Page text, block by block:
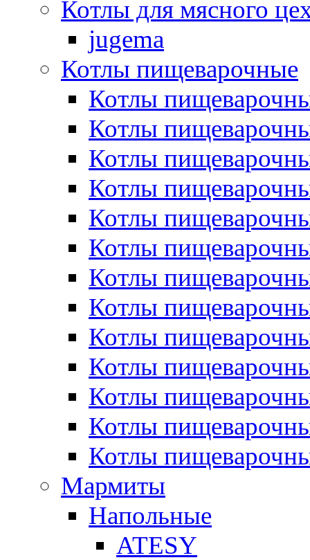
Котлы для мясного
jugema
Котлы пищеварочные
Котлы
Котлы
Котлы
Котлы
Котлы
Котлы
Котлы
Котлы
Котлы
Котлы
Котлы
Котлы
Котлы
Мармиты
Напольные
ATESY